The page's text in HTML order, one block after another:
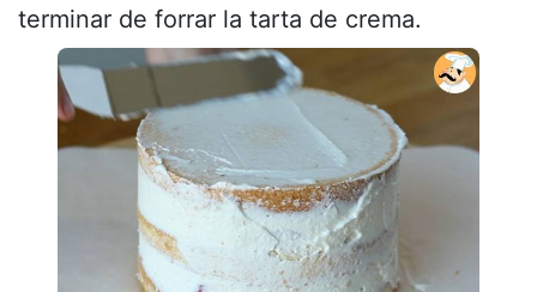
terminar de forrar la tarta de crema.